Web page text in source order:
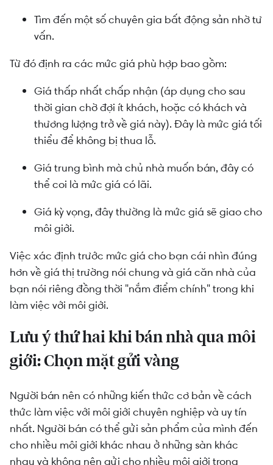
Tìm đến một số chuyên gia bất động sản nhờ tư
vấn.
Từ đó định ra các mức giá phù hợp bao gồm:
Giá thấp nhất chấp nhận (áp dụng cho sau
thời gian chờ đợi ít khách, hoặc có khách và
thương lượng trở về giá này). Đây là mức giá tối
thiểu để không bị thua lỗ.
Giá trung bình mà chủ nhà muốn bán, đây có
thể coi là mức giá có lãi.
Giá kỳ vọng, đây thường là mức giá sẽ giao cho
môi giới.
Việc xác định trước mức giá cho bạn cái nhìn đúng
hơn về giá thị trường nói chung và giá căn nhà của
bạn nói riêng đồng thời "nắm điểm chính" trong khi
làm việc với môi giới.
Lưu ý thứ hai khi bán nhà qua môi
giới: Chọn mặt gửi vàng
Người bán nên có những kiến thức cơ bản về cách
thức làm việc với môi giới chuyên nghiệp và uy tín
nhất. Người bán có thể gửi sản phẩm của mình đến
cho nhiều môi giới khác nhau ở những sàn khác
nhau và không nên gửi cho nhiều môi giới trong